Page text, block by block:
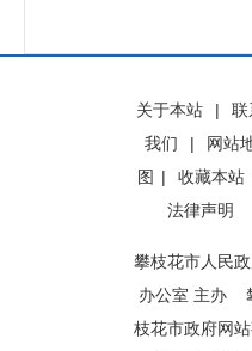
关于本站 |
联
我们
|
网站
图 | 收藏本站
法律声明
攀枝花市人民
办公室 主办
枝花市政府网